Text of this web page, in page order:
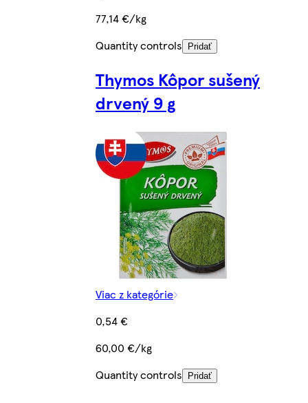
77,14 €/kg
Quantity controls
Pridať
Thymos Kôpor sušený
drvený 9 g
Viac z kategórie
0,54 €
60,00 €/kg
Quantity controls
Pridať